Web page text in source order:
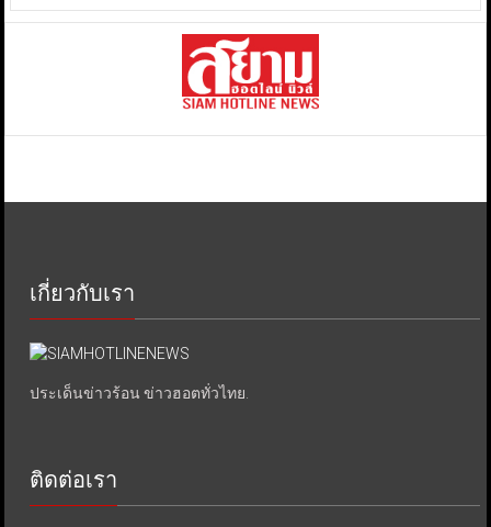
เกี่ยวกับเรา
ประเด็นข่าวร้อน ข่าวฮอตทั่วไทย.
ติดต่อเรา